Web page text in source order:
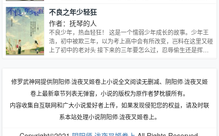
千军万马，十方恶霸，九州奇侠，高岭之花，但凡化为一抔黄
土，统统收归旗下，为我所用，供我驱策！
不良之年少轻狂
作者：抚琴的人
不良少年，热血轻狂！ 这是一个懦弱少年成长的故事。少年王
浩，初中被欺三年，以为考上高中会有所改变，岂料在这里又碰
上了初中的老对头 接下来的三年要怎么过，忍辱偷生还是挥拳
修罗武神网提供阴阳师·泷夜叉姬卷上小说全文阅读无删减、阴阳师·泷夜叉姬
卷上最新章节列表无弹窗，小说的版权为原作者梦枕貘所有。
内容收集自互联网和广大小说爱好者上传，如果发现侵犯您的权益，请及时联
系本站处理小说阴阳师·泷夜叉姬卷上。